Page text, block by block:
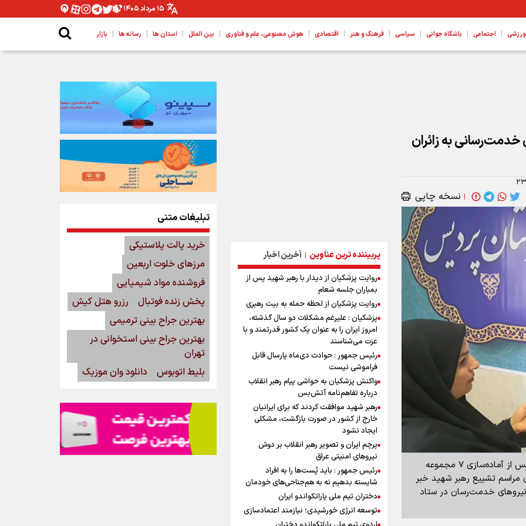
۱۵ مرداد ۱۴۰۵
ورزشی | اجتماعی | باشگاه جوانی | سیاسی | فرهنگ و هنر | اقتصادی | هوش مصنوعی، علم و فناوری | بین الملل | استان ها | رسانه ها | بازار
خدمت‌رسانی به زائران
| نسخه چاپی
برنا استانها- رئیس اداره ورزش و جوانان شهرستان پردیس از آماده‌سازی ۷ مجموعه
مراسم تشییع رهبر شهید خبر
قالب نیروهای خدمت‌رسان در ستاد
پربیننده ترین عناوین | آخرین اخبار
روایت پزشکیان از دیدار با رهبر شهید پس از
بمباران جلسه شعام
روایت پزشکیان از لحظه حمله به بیت رهبری
پزشکیان : علیرغم مشکلات دو سال گذشته،
امروز ایران را به عنوان یک کشور قدرتمند و با
عزت می‌شناسند
رئیس جمهور : حوادث دی‌ماه پارسال قابل
فراموشی نیست
واکنش پزشکیان به حواشی پیام رهبر انقلاب
درباره تفاهم‌نامه آتش‌بس
رهبر شهید موافقت کردند که برای ایرانیان
خارج از کشور در صورت بازگشت، مشکلی
ایجاد نشود
پرچم ایران و تصویر رهبر انقلاب بر دوش
نیروهای امنیتی عراق
رئیس جمهور : باید پُست‌ها را به افراد
شایسته بدهیم نه به هم‌جناحی‌های خودمان
دختران تیم ملی پاراتکواندو ایران
توسعه انرژی خورشیدی؛ نیازمند اعتمادسازی
تبلیغات متنی
خرید پالت پلاستیکی
مرزهای خلوت اربعین
فروشنده مواد شیمیایی
پخش زنده فوتبال
رزرو هتل کیش
بهترین جراح بینی ترمیمی
بهترین جراح بینی استخوانی در
تهران
بلیط اتوبوس
دانلود وان موزیک